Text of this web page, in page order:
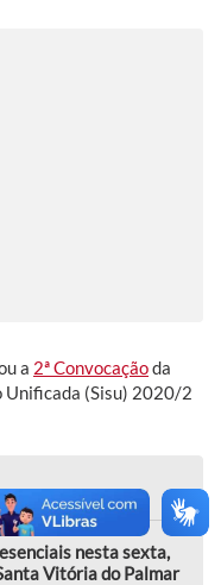
a 2ª Convocaçãoda
Unificada (Sisu) 2020/2
nesta sexta,
Vitória do Palmar